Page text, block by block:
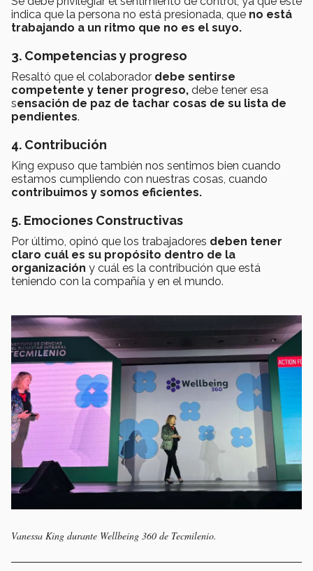
indica que la persona no está presionada, que no está
trabajando a un ritmo que no es el suyo.
3. Competencias y progreso
Resaltó que el colaborador debe sentirse
competente y tener progreso, debe tener esa
sensación de paz de tachar cosas de su lista de
pendientes.
4. Contribución
King expuso que también nos sentimos bien cuando
estamos cumpliendo con nuestras cosas, cuando
contribuimos y somos eficientes.
5. Emociones Constructivas
Por último, opinó que los trabajadores deben tener
claro cuál es su propósito dentro de la
organización y cuál es la contribución que está
teniendo con la compañía y en el mundo.
Vanessa King durante Wellbeing 360 de Tecmilenio.